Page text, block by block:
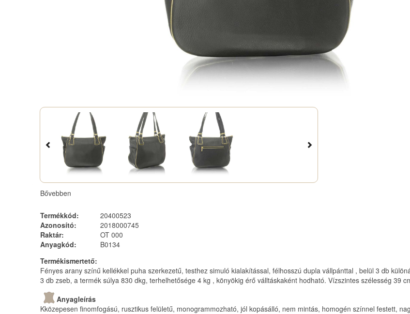
Bővebben
Termékkód:
20400523
Azonosító:
2018000745
Raktár:
OT 000
Anyagkód:
B0134
Termékismertető:
Fényes arany színű kellékkel puha szerkezetű, testhez simuló kialakítással, félhosszú dupla vállpánttal , belül 3 db
3 db zseb, a termék súlya 830 dkg, terhelhetősége 4 kg , könyökig érő válltáskaként hodható. Vízszintes szélesség 39
Anyagleírás
Kközepesen finomfogású, rusztikus felületű, monogrammozható, jól kopásálló, nem mintás, homogén színnel festett,